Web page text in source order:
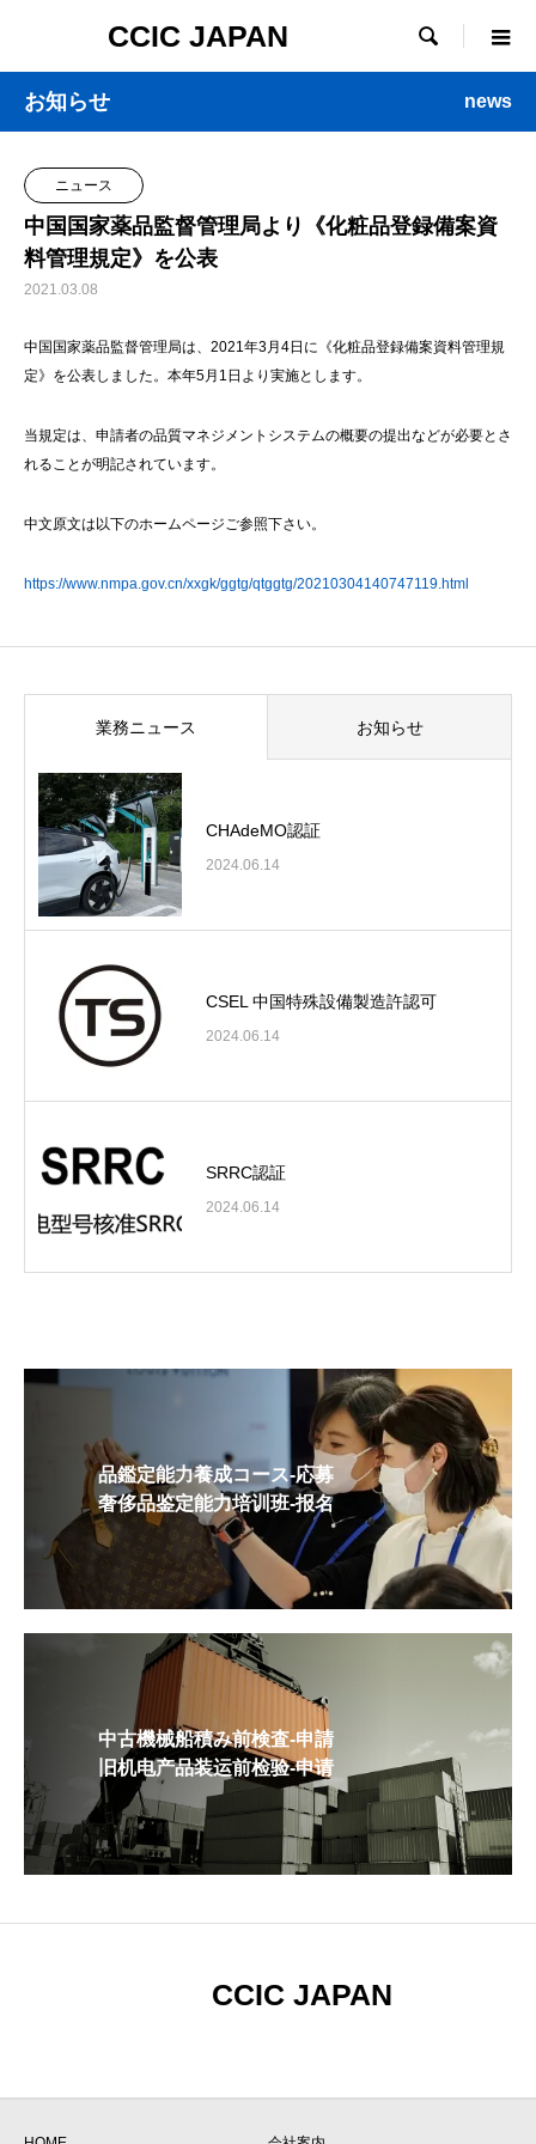
CCIC JAPAN 
お知らせ news
ニュース
中国国家薬品監督管理局より《化粧品登録備案資
料管理規定》を公表
2021.03.08
中国国家薬品監督管理局は、2021年3月4日に《化粧品登録備案資料管理規
定》を公表しました。本年5月1日より実施とします。
当規定は、申請者の品質マネジメントシステムの概要の提出などが必要とさ
れることが明記されています。
中文原文は以下のホームページご参照下さい。
https://www.nmpa.gov.cn/xxgk/ggtg/qtggtg/20210304140747119.html
業務ニュース お知らせ
CHAdeMO認証
2024.06.14
CSEL 中国特殊設備製造許認可
2024.06.14
SRRC認証
2024.06.14
品鑑定能力養成コース-応募
奢侈品鉴定能力培训班-报名
中古機械船積み前検査-申請
旧机电产品装运前检验-申请
CCIC JAPAN